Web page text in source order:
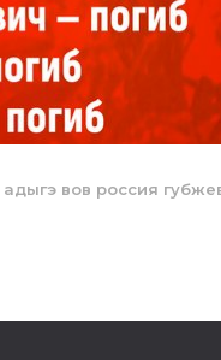
адыгэ вов россия